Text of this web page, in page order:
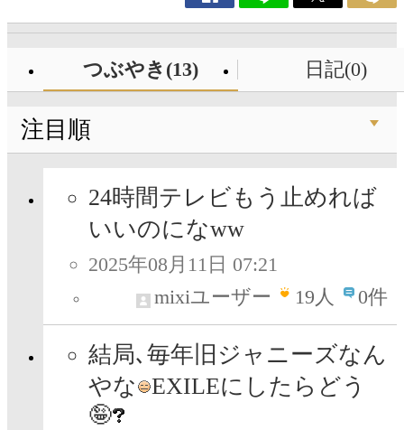
つぶやき(13) 日記(0)
注目順
24時間テレビもう止めれば
いいのになww
2025年08月11日 07:21
mixiユーザー
19人 0件
結局､毎年旧ジャニーズなん
やな
EXILEにしたらどう
🤪